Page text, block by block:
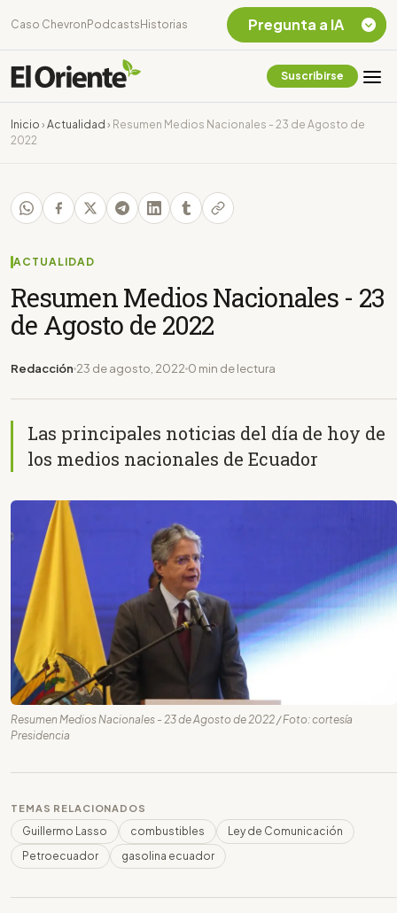
Caso Chevron Podcasts Historias
Suscribirse
Inicio › Actualidad › Resumen Medios Nacionales - 23 de Agosto de
2022
ACTUALIDAD
Resumen Medios Nacionales - 23
de Agosto de 2022
Redacción 23 de agosto, 2022 0 min de lectura
Las principales noticias del día de hoy de
los medios nacionales de Ecuador
Resumen Medios Nacionales - 23 de Agosto de 2022 / Foto: cortesía
Presidencia
TEMAS RELACIONADOS
Guillermo Lasso combustibles
Ley de Comunicación
Petroecuador
gasolina ecuador
Pregunta a IA
Chevron Ecuador